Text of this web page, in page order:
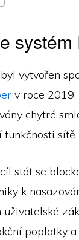
systém
vytvořen
v roce
chytré
funkčnosti sítě
stát se
k
poplatky